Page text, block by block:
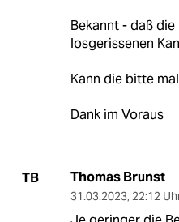
Bekannt - daß
losgerissenen
Kann die bitte
Dank im Voraus
TB Thomas Brunst
31.03.2023, 22:12